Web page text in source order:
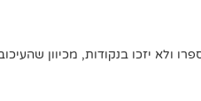
ולא יזכו בנקודות, מכיוון